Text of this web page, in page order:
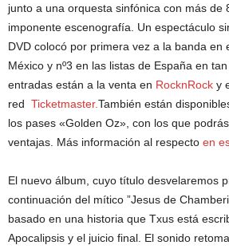
junto a una orquesta sinfónica con más de
imponente escenografía. Un espectáculo
DVD colocó por primera vez a la banda en
México y nº3 en las listas de España en
entradas están a la venta en RocknRock y
red Ticketmaster.También están
los pases «Golden Oz», con los que
ventajas. Más información al respecto en
El nuevo álbum, cuyo título desvelaremos
continuación del mítico ”Jesus de
basado en una historia que Txus está
Apocalipsis y el juicio final. El sonido